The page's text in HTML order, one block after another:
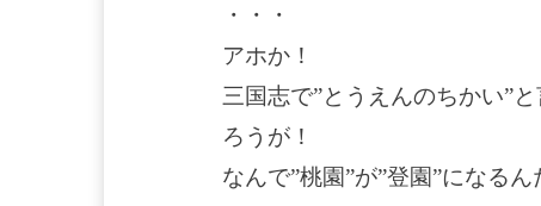
・・・
アホか！
三国志で”とうえんのちかい”
ろうが！
なんで”桃園”が”登園”になるん